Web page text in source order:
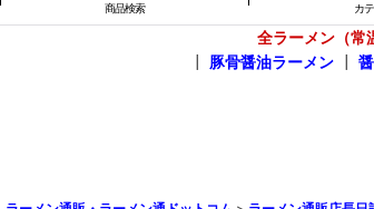
商品検索 カ
全ラーメン（常
豚骨醤油ラーメン